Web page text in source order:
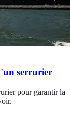
serrurier
pour garantir la